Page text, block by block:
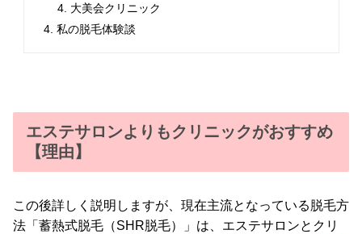
大美会クリニック
私の脱毛体験談
エステサロンよりもクリニックがおすすめ
【理由】
この後詳しく説明しますが、現在主流となっている脱毛方
法「蓄熱式脱毛（SHR脱毛）」は、エステサロンとクリ